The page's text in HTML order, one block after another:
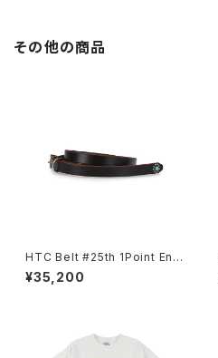
その他の商品
HTC Belt #25th 1Point End
Flower Turquoise 0.75
¥35,200